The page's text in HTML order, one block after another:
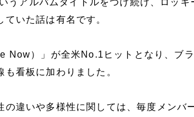
うアルバムタイトルをつけ続け、ロッキ
いた話は有名です。
Now）」が全米No.1ヒットとなり、ブ
看板に加わりました。
違いや多様性に関しては、毎度メンバ